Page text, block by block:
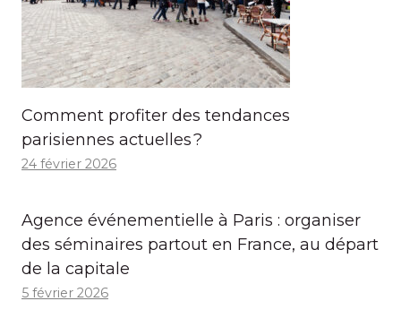
Comment profiter des tendances
parisiennes actuelles ?
24 février 2026
Agence événementielle à Paris : organiser
des séminaires partout en France, au départ
de la capitale
5 février 2026